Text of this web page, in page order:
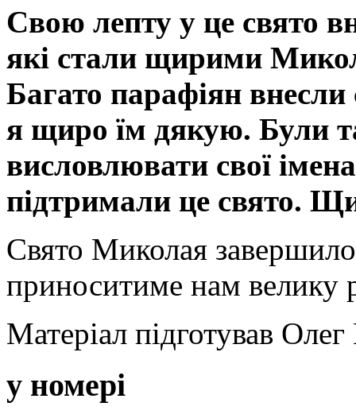
Свою лепту у це свято
які стали щирими
Багато парафіян
я щиро їм дякую. Були
висловлювати свої
підтримали це свято.
Свято Миколая
приноситиме нам велику
Матеріал підготував
у номері